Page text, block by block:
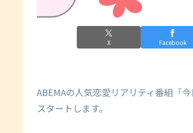
X Facebook
ABEMAの人気恋愛リアリティ番組「
スタートします。